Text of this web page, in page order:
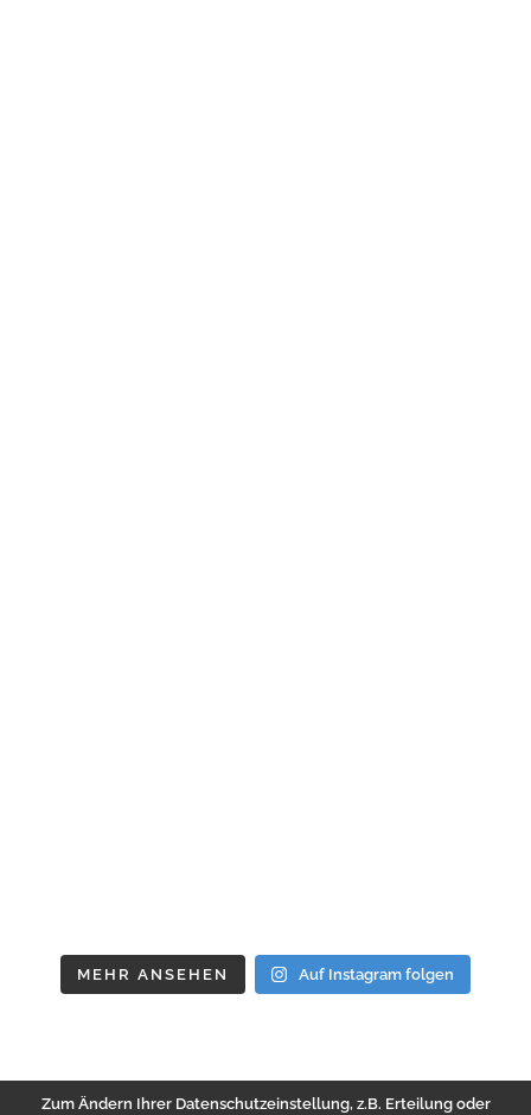
MEHR ANSEHEN Auf Instagram folgen
Zum Ändern Ihrer Datenschutzeinstellung, z.B. Erteilung oder